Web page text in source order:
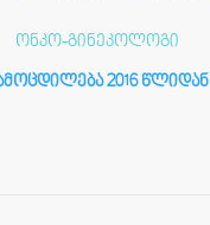
ონკო-გინეკოლოგი
2016 წლიდან